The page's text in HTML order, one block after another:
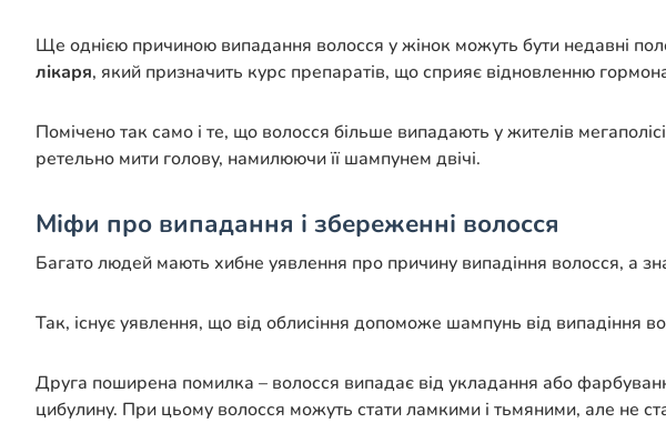
Ще однією причиною випадання волосся у жінок можуть бути недавні
лікаря, який призначить курс препаратів, що сприяє відновленню
Помічено так само і те, що волосся більше випадають у жителів
ретельно мити голову, намилюючи її шампунем двічі.
Міфи про випадання і збереженні волосся
Багато людей мають хибне уявлення про причину випадіння волосся, а
Так, існує уявлення, що від облисіння допоможе шампунь від випадіння
Друга поширена помилка – волосся випадає від укладання або
цибулину. При цьому волосся можуть стати ламкими і тьмяними, але не